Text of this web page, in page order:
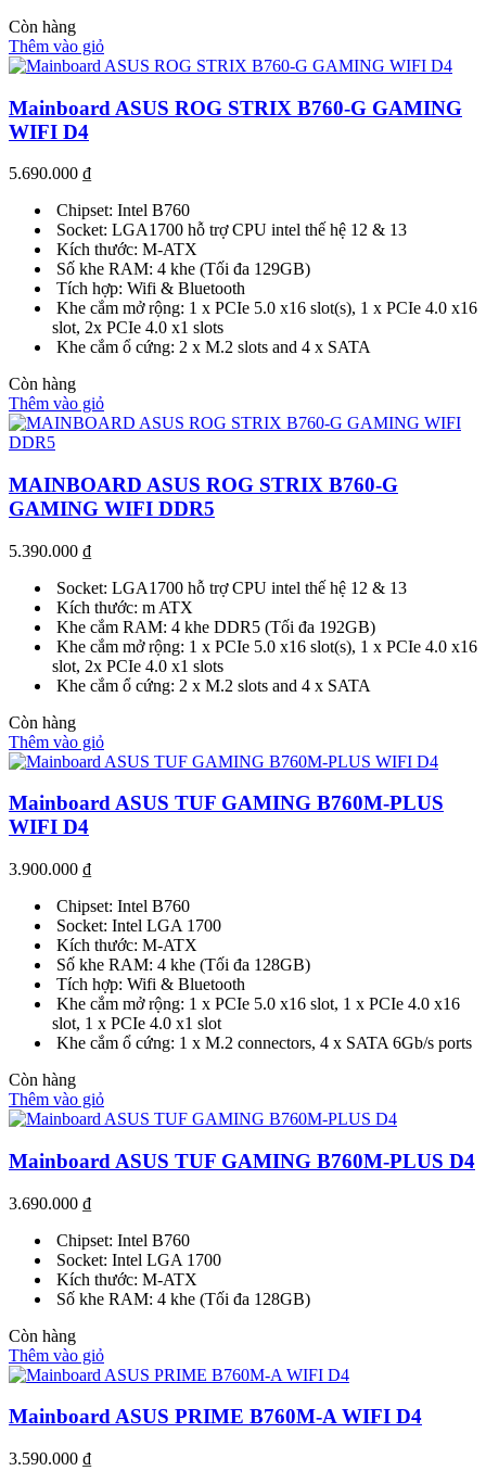
Còn hàng
Thêm vào giỏ
Mainboard ASUS ROG STRIX B760-G GAMING
WIFI D4
5.690.000 ₫
Chipset: Intel B760
Socket: LGA1700 hỗ trợ CPU intel thế hệ 12 & 13
Kích thước: M-ATX
Số khe RAM: 4 khe (Tối đa 129GB)
Tích hợp: Wifi & Bluetooth
Khe cắm mở rộng: 1 x PCIe 5.0 x16 slot(s), 1 x PCIe 4.0 x16
slot, 2x PCIe 4.0 x1 slots
Khe cắm ổ cứng: 2 x M.2 slots and 4 x SATA
Còn hàng
Thêm vào giỏ
MAINBOARD ASUS ROG STRIX B760-G
GAMING WIFI DDR5
5.390.000 ₫
Socket: LGA1700 hỗ trợ CPU intel thế hệ 12 & 13
Kích thước: m ATX
Khe cắm RAM: 4 khe DDR5 (Tối đa 192GB)
Khe cắm mở rộng: 1 x PCIe 5.0 x16 slot(s), 1 x PCIe 4.0 x16
slot, 2x PCIe 4.0 x1 slots
Khe cắm ổ cứng: 2 x M.2 slots and 4 x SATA
Còn hàng
Thêm vào giỏ
Mainboard ASUS TUF GAMING B760M-PLUS
WIFI D4
3.900.000 ₫
Chipset: Intel B760
Socket: Intel LGA 1700
Kích thước: M-ATX
Số khe RAM: 4 khe (Tối đa 128GB)
Tích hợp: Wifi & Bluetooth
Khe cắm mở rộng: 1 x PCIe 5.0 x16 slot, 1 x PCIe 4.0 x16
slot, 1 x PCIe 4.0 x1 slot
Khe cắm ổ cứng: 1 x M.2 connectors, 4 x SATA 6Gb/s ports
Còn hàng
Thêm vào giỏ
Mainboard ASUS TUF GAMING B760M-PLUS D4
3.690.000 ₫
Chipset: Intel B760
Socket: Intel LGA 1700
Kích thước: M-ATX
Số khe RAM: 4 khe (Tối đa 128GB)
Còn hàng
Thêm vào giỏ
Mainboard ASUS PRIME B760M-A WIFI D4
3.590.000 ₫